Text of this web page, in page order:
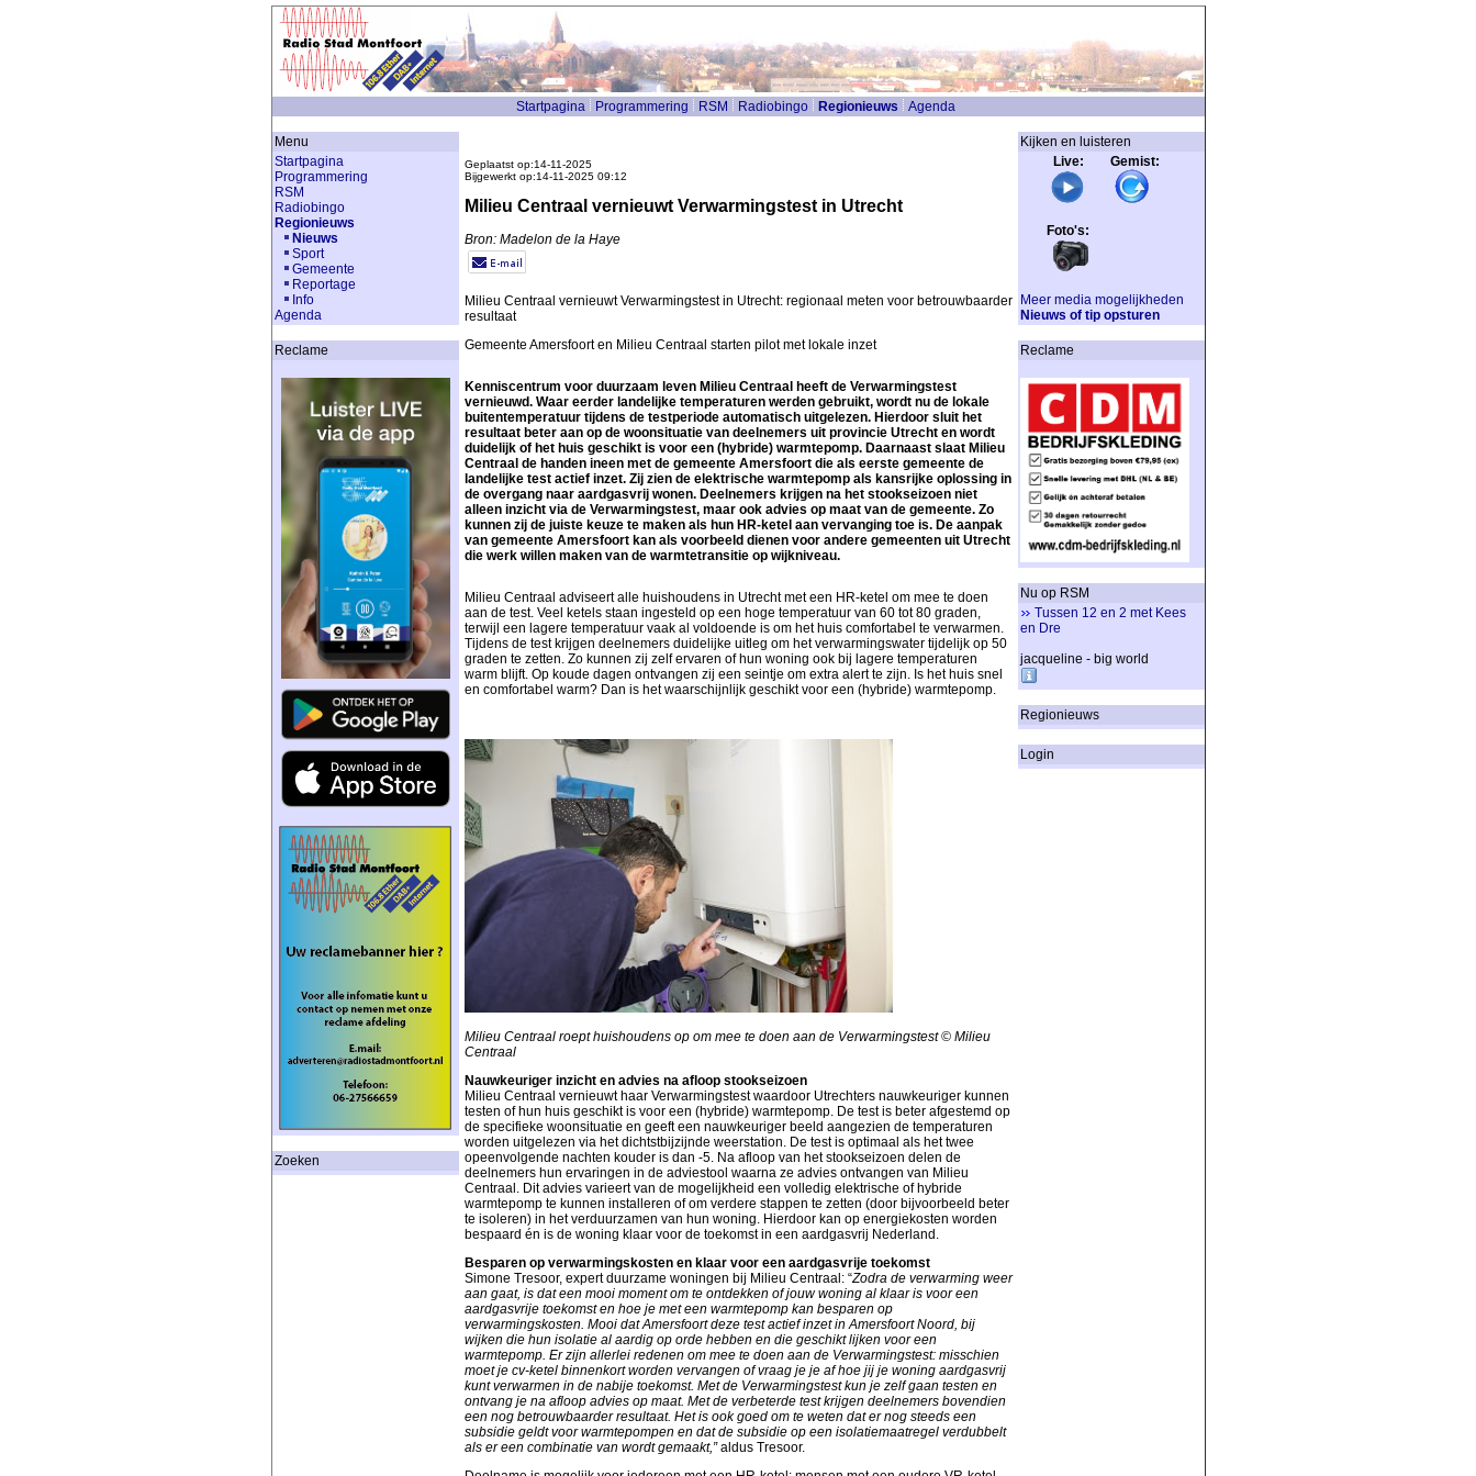
Startpagina Programmering RSM Radiobingo Regionieuws Agenda
Menu
Startpagina
Programmering
RSM
Radiobingo
Regionieuws
Nieuws
Sport
Gemeente
Reportage
Info
Agenda
Reclame
Zoeken
Geplaatst op:14-11-2025
Bijgewerkt op:14-11-2025 09:12
Milieu Centraal vernieuwt Verwarmingstest in Utrecht
Bron: Madelon de la Haye
Milieu Centraal vernieuwt Verwarmingstest in Utrecht: regionaal meten voor betrouwbaarder
resultaat
Gemeente Amersfoort en Milieu Centraal starten pilot met lokale inzet
Kenniscentrum voor duurzaam leven Milieu Centraal heeft de Verwarmingstest
vernieuwd. Waar eerder landelijke temperaturen werden gebruikt, wordt nu de lokale
buitentemperatuur tijdens de testperiode automatisch uitgelezen. Hierdoor sluit het
resultaat beter aan op de woonsituatie van deelnemers uit provincie Utrecht en wordt
duidelijk of het huis geschikt is voor een (hybride) warmtepomp. Daarnaast slaat Milieu
Centraal de handen ineen met de gemeente Amersfoort die als eerste gemeente de
landelijke test actief inzet. Zij zien de elektrische warmtepomp als kansrijke oplossing in
de overgang naar aardgasvrij wonen. Deelnemers krijgen na het stookseizoen niet
alleen inzicht via de Verwarmingstest, maar ook advies op maat van de gemeente. Zo
kunnen zij de juiste keuze te maken als hun HR-ketel aan vervanging toe is. De aanpak
van gemeente Amersfoort kan als voorbeeld dienen voor andere gemeenten uit Utrecht
die werk willen maken van de warmtetransitie op wijkniveau.
Milieu Centraal adviseert alle huishoudens in Utrecht met een HR-ketel om mee te doen
aan de test. Veel ketels staan ingesteld op een hoge temperatuur van 60 tot 80 graden,
terwijl een lagere temperatuur vaak al voldoende is om het huis comfortabel te verwarmen.
Tijdens de test krijgen deelnemers duidelijke uitleg om het verwarmingswater tijdelijk op 50
graden te zetten. Zo kunnen zij zelf ervaren of hun woning ook bij lagere temperaturen
warm blijft. Op koude dagen ontvangen zij een seintje om extra alert te zijn. Is het huis snel
en comfortabel warm? Dan is het waarschijnlijk geschikt voor een (hybride) warmtepomp.
Milieu Centraal roept huishoudens op om mee te doen aan de Verwarmingstest © Milieu
Centraal
Nauwkeuriger inzicht en advies na afloop stookseizoen
Milieu Centraal vernieuwt haar Verwarmingstest waardoor Utrechters nauwkeuriger kunnen
testen of hun huis geschikt is voor een (hybride) warmtepomp. De test is beter afgestemd op
de specifieke woonsituatie en geeft een nauwkeuriger beeld aangezien de temperaturen
worden uitgelezen via het dichtstbijzijnde weerstation. De test is optimaal als het twee
opeenvolgende nachten kouder is dan -5. Na afloop van het stookseizoen delen de
deelnemers hun ervaringen in de adviestool waarna ze advies ontvangen van Milieu
Centraal. Dit advies varieert van de mogelijkheid een volledig elektrische of hybride
warmtepomp te kunnen installeren of om verdere stappen te zetten (door bijvoorbeeld beter
te isoleren) in het verduurzamen van hun woning. Hierdoor kan op energiekosten worden
bespaard én is de woning klaar voor de toekomst in een aardgasvrij Nederland.
Besparen op verwarmingskosten en klaar voor een aardgasvrije toekomst
Simone Tresoor, expert duurzame woningen bij Milieu Centraal: “Zodra de verwarming weer
aan gaat, is dat een mooi moment om te ontdekken of jouw woning al klaar is voor een
aardgasvrije toekomst en hoe je met een warmtepomp kan besparen op
verwarmingskosten. Mooi dat Amersfoort deze test actief inzet in Amersfoort Noord, bij
wijken die hun isolatie al aardig op orde hebben en die geschikt lijken voor een
warmtepomp. Er zijn allerlei redenen om mee te doen aan de Verwarmingstest: misschien
moet je cv-ketel binnenkort worden vervangen of vraag je je af hoe jij je woning aardgasvrij
kunt verwarmen in de nabije toekomst. Met de Verwarmingstest kun je zelf gaan testen en
ontvang je na afloop advies op maat. Met de verbeterde test krijgen deelnemers bovendien
een nog betrouwbaarder resultaat. Het is ook goed om te weten dat er nog steeds een
subsidie geldt voor warmtepompen en dat de subsidie op een isolatiemaatregel verdubbelt
als er een combinatie van wordt gemaakt,”aldus Tresoor.
Kijken en luisteren
Live: Gemist:
Foto's:
Meer media mogelijkheden
Nieuws of tip opsturen
Reclame
Nu op RSM
Tussen 12 en 2 met Kees
en Dre
jacqueline - big world
Regionieuws
Login